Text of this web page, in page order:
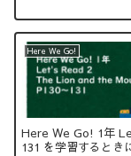
Here We Go!
Here We Go! 1年
131 を学習するとき